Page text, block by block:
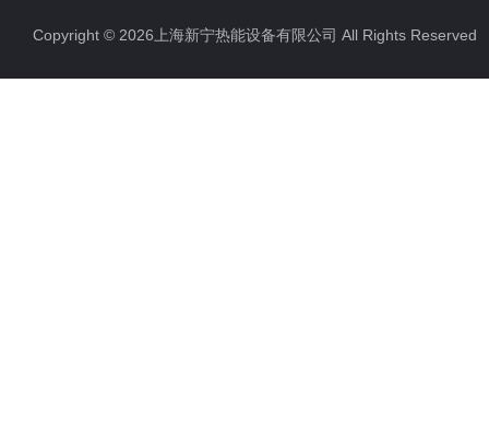
Copyright © 2026上海新宁热能设备有限公司 All Rights